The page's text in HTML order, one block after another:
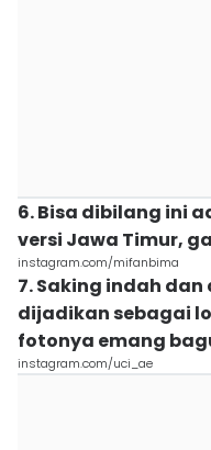
6. Bisa dibilang ini
versi Jawa Timur,
instagram.com/mifanbima
7. Saking indah
dijadikan sebagai
fotonya emang
instagram.com/uci_ae